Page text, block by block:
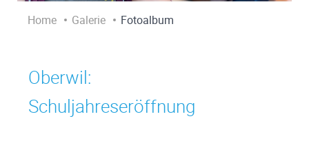
Home Galerie Fotoalbum
Oberwil:
Schuljahreseröffnung
Zugehörige Objekte